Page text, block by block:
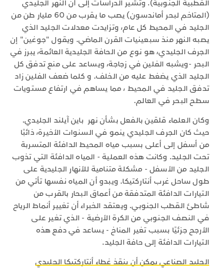
القطبية الجنوبية). وتشير الدراسات إلى أن النهر الجليدي
(المتاخم لبحر أماندسون) يصب ما يقرب من 60 مليار طن من
الجليد في المحيط كل عام، وتزايدت معدلات الجليد الذي
يصبه النهر منذ سبعينيات القرن الماضي. ويقول "جوغين" إن
الجرف الجليدي، هو نوع من الحافة الجليدية العائمة، يبرز في
البحر -ويشبه الفلين في زجاجة، ويساعد على منع تدفق كل
الجليد الذي يضغط عليه من الخلف. و كلما ضعف الفلين زاد
تدفق الجليد في المحيط ، مما يساهم في ارتفاع مستويات
سطح البحر في العالم.
وكان العلماء قلقين بالفعل بشأن نهر باين آيلند الجليدي.
حيث كان الجرف الجليدي ينمو في السنوات الأخيرة، ذائبًا
من أسفل إلى أعلى بسبب مياه المحيط الدافئة المتسربة
تحت الجليد. وكانت هذه العملية - المياه الدافئة التي تذوب
الجليد من الأسفل - مشكلة متنامية للأنهار الجليدية على
طول ساحل غرب أنتاركتيكا. ويبدو أن المياه نفسها تأتي من
التيارات الدافئة المتدفقة من أعماق البحار بالقرب من
شاطئ القطب الجنوبي. ويعتقد الخبراء أن تغيير أنماط الرياح
في النصف الجنوبي من الكرة الأرضية - الذي تغير على
الأرجح جزئيًا بسبب تغير المناخ - يساعد في دفع هذه
التيارات الدافئة إلى حافة الجليد.
الجليد الصناعي يمكن أن ينقذ غطاء أنتاركتيكا الجليدي